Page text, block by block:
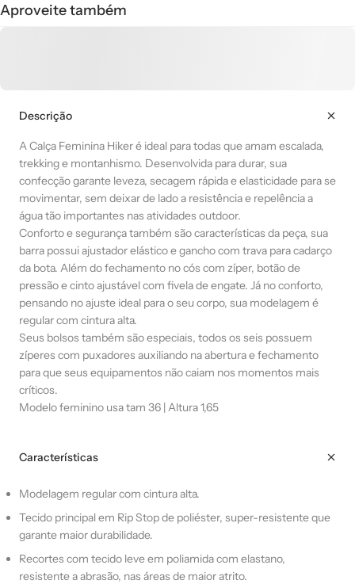
Aproveite também
Descrição
A Calça Feminina Hiker é ideal para todas que amam escalada,
trekking e montanhismo. Desenvolvida para durar, sua
confecção garante leveza, secagem rápida e elasticidade para se
movimentar, sem deixar de lado a resistência e repelência a
água tão importantes nas atividades outdoor.
Conforto e segurança também são características da peça, sua
barra possui ajustador elástico e gancho com trava para cadarço
da bota. Além do fechamento no cós com zíper, botão de
pressão e cinto ajustável com fivela de engate. Já no conforto,
pensando no ajuste ideal para o seu corpo, sua modelagem é
regular com cintura alta.
Seus bolsos também são especiais, todos os seis possuem
zíperes com puxadores auxiliando na abertura e fechamento
para que seus equipamentos não caiam nos momentos mais
críticos.
Modelo feminino usa tam 36 | Altura 1,65
Características
Modelagem regular com cintura alta.
Tecido principal em Rip Stop de poliéster, super-resistente que
garante maior durabilidade.
Recortes com tecido leve em poliamida com elastano,
resistente a abrasão, nas áreas de maior atrito.